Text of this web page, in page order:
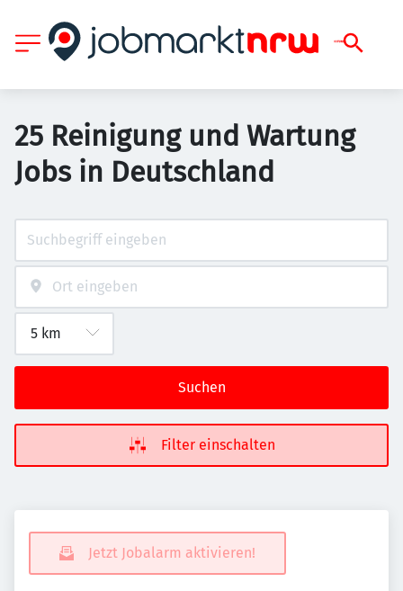
25 Reinigung und Wartung
Jobs in Deutschland
Suchen
Filter einschalten
Jetzt Jobalarm aktivieren!